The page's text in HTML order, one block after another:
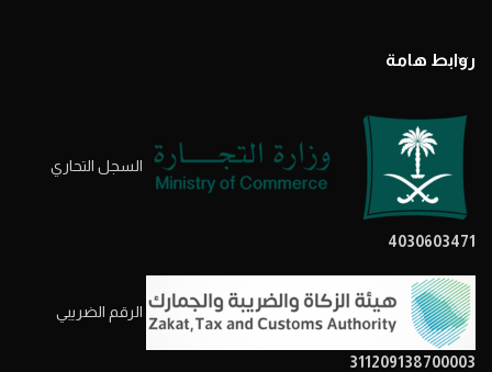
روابط هامة
السجل التحاري
4030603471
الرقم الضريبي
311209138700003